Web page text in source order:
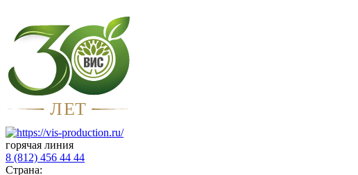
ЛЕТ
горячая линия
8 (812) 456 44 44
Страна: